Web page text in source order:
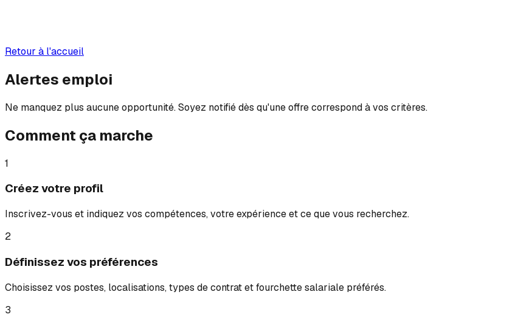
Retour à l'accueil
Alertes emploi
Ne manquez plus aucune opportunité. Soyez notifié dès qu'une offre correspond à vos critères.
Comment ça marche
1
Créez votre profil
Inscrivez-vous et indiquez vos compétences, votre expérience et ce que vous recherchez.
2
Définissez vos préférences
Choisissez vos postes, localisations, types de contrat et fourchette salariale préférés.
3